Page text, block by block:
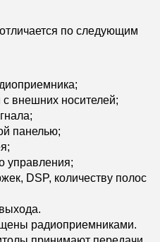
по следующим
внешних носителей;
панелью;
управления;
DSP, количеству полос
радиоприемниками.